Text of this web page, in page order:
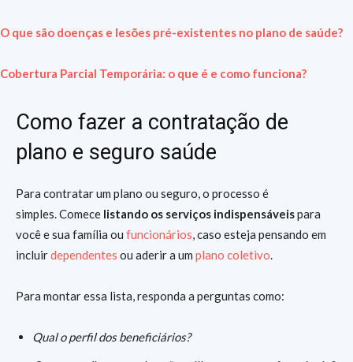
O que são doenças e lesões pré-existentes no plano de saúde?
Cobertura Parcial Temporária: o que é e como funciona?
Como fazer a contratação de
plano e seguro saúde
Para contratar um plano ou seguro, o processo é
simples. Comece listando os serviços indispensáveispara
você e sua família ou funcionários, caso esteja pensando em
incluirdependentes ou aderir a um plano coletivo.
Para montar essa lista, responda a perguntas como:
Qual o perfil dos beneficiários?